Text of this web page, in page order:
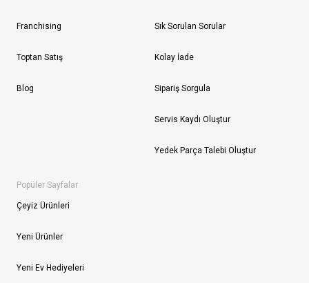
Franchising
Toptan Satış
Blog
Sık Sorulan Sorular
Kolay İade
Sipariş Sorgula
Servis Kaydı Oluştur
Yedek Parça Talebi Oluştur
Popüler Sayfalar
Çeyiz Ürünleri
Yeni Ürünler
Yeni Ev Hediyeleri